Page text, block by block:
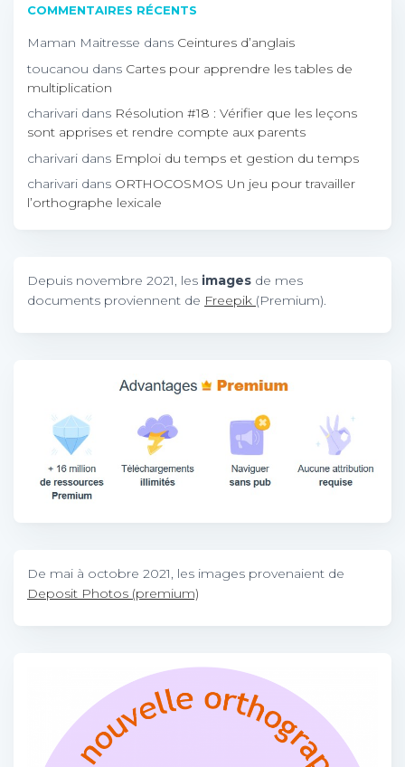
COMMENTAIRES RÉCENTS
Maman Maitresse dans Ceintures d’anglais
toucanou dans Cartes pour apprendre les tables de
multiplication
charivari dans Résolution #18 : Vérifier que les leçons
sont apprises et rendre compte aux parents
charivari dans Emploi du temps et gestion du temps
charivari dans ORTHOCOSMOS Un jeu pour travailler
l’orthographe lexicale
Depuis novembre 2021, les images de mes
documents proviennent de Freepik (Premium).
De mai à octobre 2021, les images provenaient de
Deposit Photos (premium)